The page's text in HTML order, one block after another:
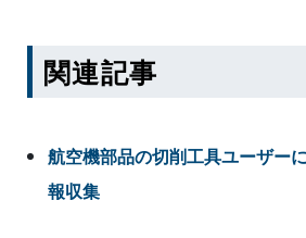
関連記事
航空機部品の切削工具ユーザー
報収集